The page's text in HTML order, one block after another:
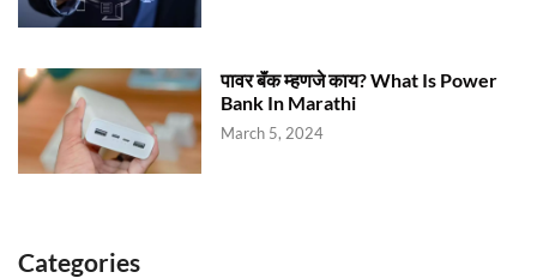
पावर बॅंक म्हणजे काय? What Is Power
Bank In Marathi
March 5, 2024
Categories